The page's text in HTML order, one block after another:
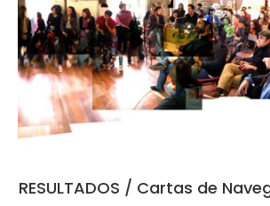
RESULTADOS / Cartas de